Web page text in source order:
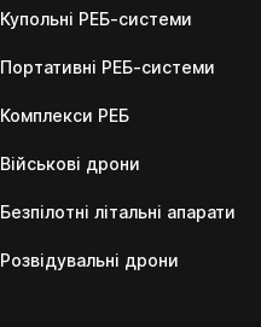
Купольні РЕБ-системи
Портативні РЕБ-системи
Комплекси РЕБ
Військові дрони
Безпілотні літальні апарати
Розвідувальні дрони